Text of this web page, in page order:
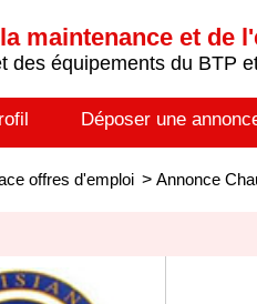
maintenance et de
des équipements du BTP
Déposer une
offres d'emploi > Annonce